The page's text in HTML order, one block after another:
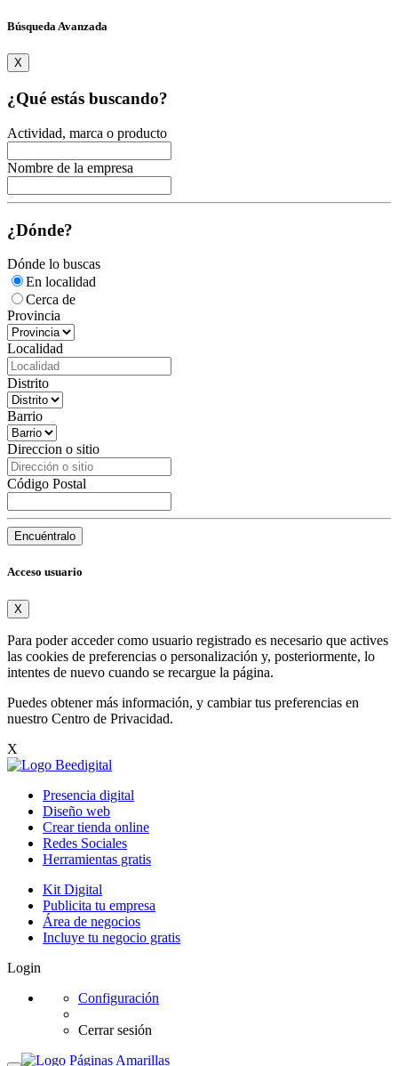
Búsqueda Avanzada
X
¿Qué estás buscando?
Actividad, marca o producto
Nombre de la empresa
¿Dónde?
Dónde lo buscas
En localidad
Cerca de
Provincia
Localidad
Distrito
Barrio
Direccion o sitio
Código Postal
Encuéntralo
Acceso usuario
X
Para poder acceder como usuario registrado es necesario que actives
las cookies de preferencias o personalización y, posteriormente, lo
intentes de nuevo cuando se recargue la página.
Puedes obtener más información, y cambiar tus preferencias en
nuestro Centro de Privacidad.
X
Presencia digital
Diseño web
Crear tienda online
Redes Sociales
Herramientas gratis
Kit Digital
Publicita tu empresa
Área de negocios
Incluye tu negocio gratis
Login
Configuración
Cerrar sesión